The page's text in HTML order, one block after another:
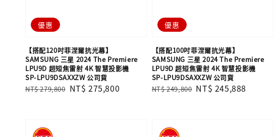
優惠
【搭配120吋菲涅爾抗光幕】
SAMSUNG 三星 2024 The Premiere
LPU9D 超短焦雷射 4K 智慧投影機
SP-LPU9DSAXXZW 公司貨
Regular
NT$ 279,800 Sale
NT$ 275,800
優惠
【搭配100吋菲涅爾抗光幕】
SAMSUNG 三星 2024 The Premiere
LPU9D 超短焦雷射 4K 智慧投影機
SP-LPU9DSAXXZW 公司貨
Regular
NT$ 249,800 Sale
NT$ 245,888